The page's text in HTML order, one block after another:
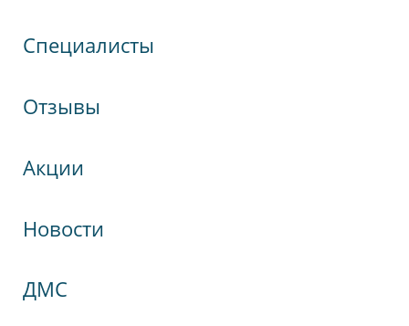
Специалисты
Отзывы
Акции
Новости
ДМС